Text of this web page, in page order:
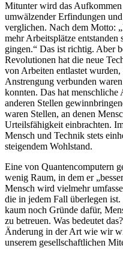
Mitunter wird das
umwälzender Erfindungen
verglichen. Nach dem Motto:
mehr Arbeitsplätze
gingen.“ Das ist richtig. Aber
Revolutionen hat die neue
von Arbeiten entlastet
Anstrengung verbunden
konnten. Das hat menschliche
anderen Stellen
waren Stellen, an denen
Urteilsfähigkeit einbrachten.
Mensch und Technik stets
steigendem Wohlstand.
Eine von Quantencomputern
wenig Raum, in dem er
Mensch wird vielmehr
die in jedem Fall überlegen
kaum noch Gründe dafür,
zu betreuen. Was bedeutet
Änderung in der Art wie wir
unserem gesellschaftlichen